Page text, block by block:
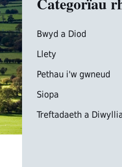
Bwyd a Diod
Llety
Pethau i'w gwneud
Siopa
Treftadaeth a